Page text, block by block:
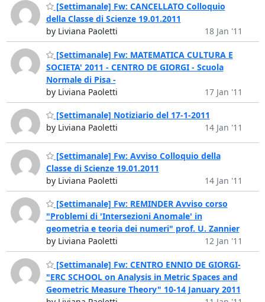
[Settimanale] Fw: CANCELLATO Colloquio
della Classe di Scienze 19.01.2011
by Liviana Paoletti
18 Jan '11
[Settimanale] Fw: MATEMATICA CULTURA E
SOCIETA' 2011 - CENTRO DE GIORGI - Scuola
Normale di Pisa -
by Liviana Paoletti
17 Jan '11
[Settimanale] Notiziario del 17-1-2011
by Liviana Paoletti
14 Jan '11
[Settimanale] Fw: Avviso Colloquio della
Classe di Scienze 19.01.2011
by Liviana Paoletti
14 Jan '11
[Settimanale] Fw: REMINDER Avviso corso
"Problemi di 'Intersezioni Anomale' in
geometria e teoria dei numeri" prof. U. Zannier
by Liviana Paoletti
12 Jan '11
[Settimanale] Fw: CENTRO ENNIO DE GIORGI-
"ERC SCHOOL on Analysis in Metric Spaces and
Geometric Measure Theory" 10-14 January 2011